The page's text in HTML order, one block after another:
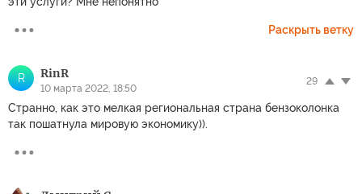
Раскрыть ветку
R RinR
10 марта 2022, 18:50
29
Странно, как это мелкая региональная страна бензоколонка
так пошатнула мировую экономику)).